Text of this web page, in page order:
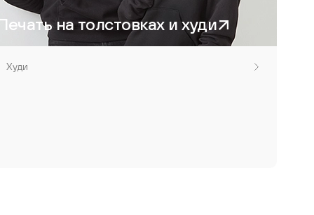
на толстовках и худи
Худи